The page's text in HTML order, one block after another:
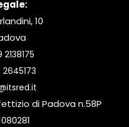
10
di Padova n.58P